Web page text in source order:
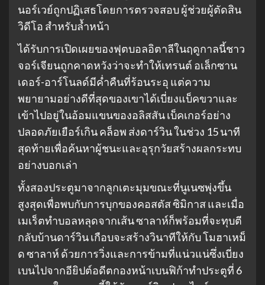
นอร์เวย์ถูกปฏิเสธโดยการตรวจสอบ ผู้ช่วยผู้ตัดสิน
วิดีโอ สำหรับล้ำหน้า
ได้รับการเปิดเผยของฟุตบอลอิตาลีในฤดูกาลนี้ชาว
จอร์เจียนถูกคาดหวังว่าจะทำให้เทรนต์ อเล็กซาน
เดอร์-อาร์โนลด์มีค่ำคืนที่ร้อนระอุ แต่ความ
พยายามอย่างดีที่สุดของเขาได้เบี่ยงแบ็คขวาและ
เข้าไปอยู่ในอ้อมแขนของอลิสสัน เบ็คเกอร์อย่าง
ปลอดภัยเยือร์เกิน คล็อพ ส่งดาร์วิน ในช่วง 15 นาที
สุดท้ายเพื่อค้นหาผู้ชนะและอุรุกวัยสร้างผลกระทบ
อย่างบอกเล่า
ทั้งสองประตูมาจากลูกเตะมุมขณะที่นูเนซพุ่งขึ้น
สูงสุดเพื่อพบกับการบุกของคอสตัส ซิมิกาส และเมื่อ
เมเร็ตทำบอลหลุดจากเส้น ซาลาห์ก็พร้อมที่จะทุบตี
กลับบ้านดาร์วิน เกือบจะสร้างวินาทีให้กับ โมฮาเหม็
ด ซาลาห์ ด้วยการวิ่งและการข้ามที่แน่วแน่ซึ่งเบี่ยง
เบนไปจากอียิปต์อดีตกองหน้าเบนฟิก้าทำประตูที่ 6